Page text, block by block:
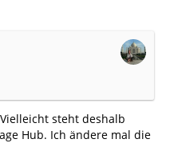
steht deshalb
Hub. Ich ändere mal die